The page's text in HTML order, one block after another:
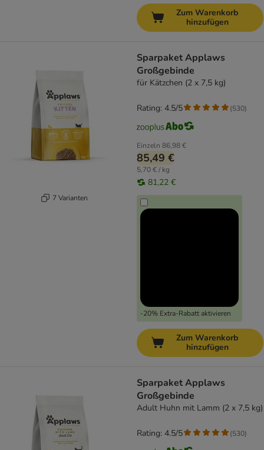
Zum Warenkorb
hinzufügen
7 Varianten
Sparpaket Applaws
Großgebinde
für Kätzchen (2 x 7,5 kg)
Einzeln 86,98 €
85,49 €
5,70 € / kg
81,22 €
-20% Extra-Rabatt aktivieren
Rating: 4.5/5 (530)
Zum Warenkorb
hinzufügen
Sparpaket Applaws
Großgebinde
Adult Huhn mit Lamm (2 x 7,5 kg)
Rating: 4.5/5 (530)